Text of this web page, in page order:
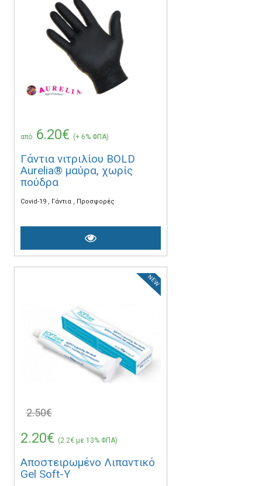
από 6.20€ (+ 6% ΦΠΑ)
Γάντια νιτριλίου BOLD
Aurelia® μαύρα, χωρίς
πούδρα
Covid-19 Γάντια Προσφορές
NEW
2.50€
2.20€ (2.2€ με 13% ΦΠΑ)
Αποστειρωμένο Λιπαντικό
Gel Soft-Y